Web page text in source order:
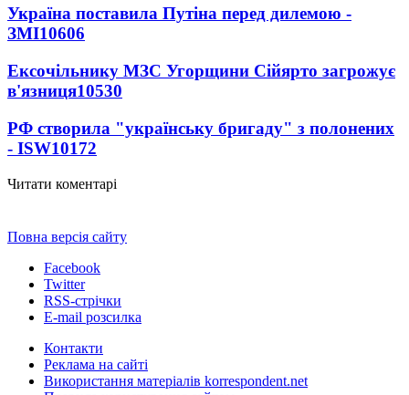
Україна поставила Путіна перед дилемою -
ЗМІ10606
Ексочільнику МЗС Угорщини Сійярто загрожує
в'язниця10530
РФ створила "українську бригаду" з полонених
- ISW10172
Читати коментарі
Повна версія сайту
Facebook
Twitter
RSS-стрічки
E-mail розсилка
Контакти
Реклама на сайті
Використання матеріалів korrespondent.net